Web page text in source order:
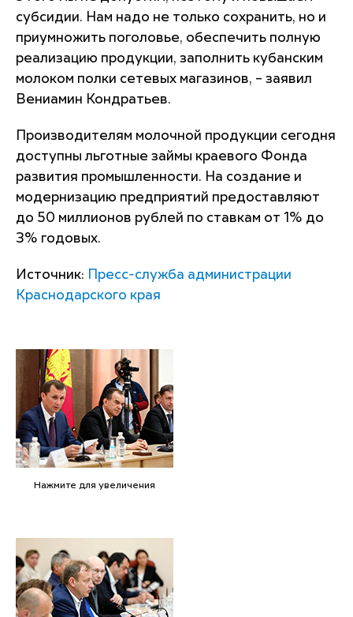
субсидии. Нам надо не только сохранить, но и
приумножить поголовье, обеспечить полную
реализацию продукции, заполнить кубанским
молоком полки сетевых магазинов, – заявил
Вениамин Кондратьев.
Производителям молочной продукции сегодня
доступны льготные займы краевого Фонда
развития промышленности. На создание и
модернизацию предприятий предоставляют
до 50 миллионов рублей по ставкам от 1% до
3% годовых.
Источник:
Пресс-служба администрации
Краснодарского края
Нажмите для увеличения